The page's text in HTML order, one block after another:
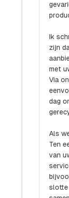
Ik
zijn
met
Via
dag
Als
Ten
van
slotte